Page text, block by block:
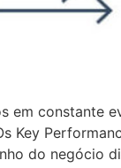
em constante
Key
do negócio